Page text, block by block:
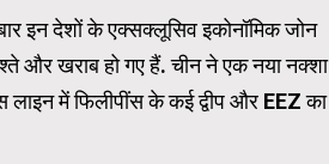
इन देशों के एक्सक्लूसिव इकोनॉमिक जोन
और खराब हो गए हैं. चीन ने एक नया नक्शा
लाइन में फिलीपींस के कई द्वीप और EEZ का